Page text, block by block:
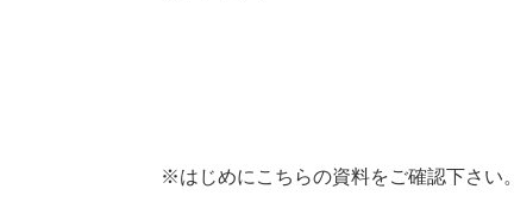
※はじめにこちらの資料をご確認下さい。